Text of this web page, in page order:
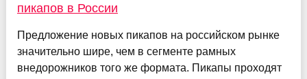
пикапов в России
Предложение новых пикапов на российском рынке
значительно шире, чем в сегменте рамных
внедорожников того же формата. Пикапы проходят